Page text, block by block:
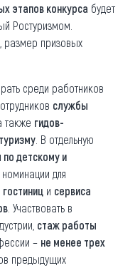
этапов конкурса будет
Ростуризмом.
, размер призовых
среди работников
службы
также гидов-
. В отдельную
детскому и
для
и сервиса
. Участвовать в
стаж работы
– не менее трех
предыдущих